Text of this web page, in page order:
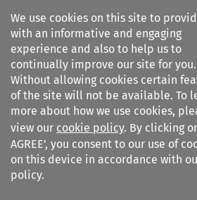
We use cookies on this site to
with an informative and engaging
experience and also to help us to
continually improve our site for you.
Without allowing cookies certain
of the site will not be available. To
more about how we use cookies,
view our cookie policy. By clicking
AGREE’, you consent to our use of
on this device in accordance with
policy.
Search filters
European Review of Private
Law